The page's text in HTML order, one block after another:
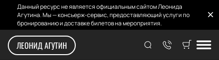
Данный ресурс не является официальным сайтом Леонида
Агутина. Мы — консьерж-сервис, предоставляющий услуги по
бронированию и доставке билетов на мероприятия.
ЛЕОНИД АГУТИН